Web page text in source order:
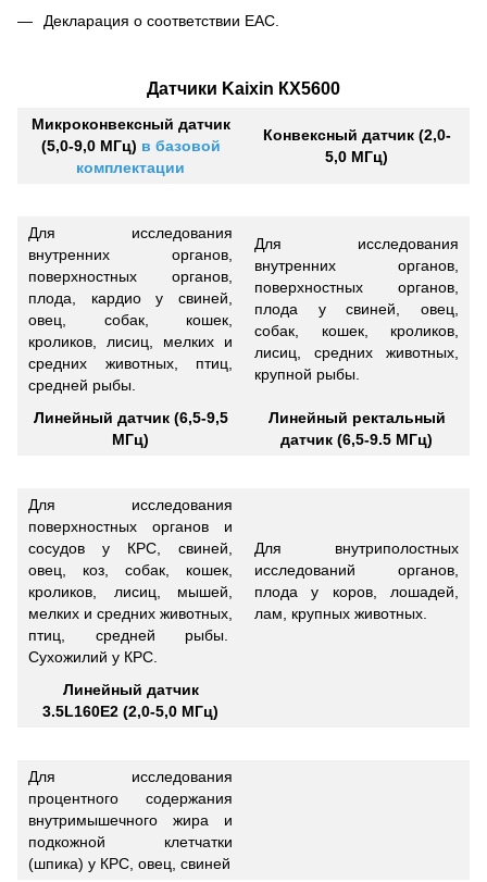
Декларация о соответствии ЕАС.
Датчики Kaixin КХ5600
Микроконвексный датчик
(5,0-9,0 МГц) в базовой
комплектации
Конвексный датчик (2,0-
5,0 МГц)
Для исследования
внутренних органов,
поверхностных органов,
плода, кардио у свиней,
овец, собак, кошек,
кроликов, лисиц, мелких и
средних животных, птиц,
средней рыбы.
Для исследования
внутренних органов,
поверхностных органов,
плода у свиней, овец,
собак, кошек, кроликов,
лисиц, средних животных,
крупной рыбы.
Линейный датчик (6,5-9,5
МГц)
Линейный ректальный
датчик (6,5-9.5 МГц)
Для исследования
поверхностных органов и
сосудов у КРС, свиней,
овец, коз, собак, кошек,
кроликов, лисиц, мышей,
мелких и средних животных,
птиц, средней рыбы.
Сухожилий у КРС.
Для внутриполостных
исследований органов,
плода у коров, лошадей,
лам, крупных животных.
Линейный датчик
3.5L160E2 (2,0-5,0 МГц)
Для исследования
процентного содержания
внутримышечного жира и
подкожной клетчатки
(шпика) у КРС, овец, свиней